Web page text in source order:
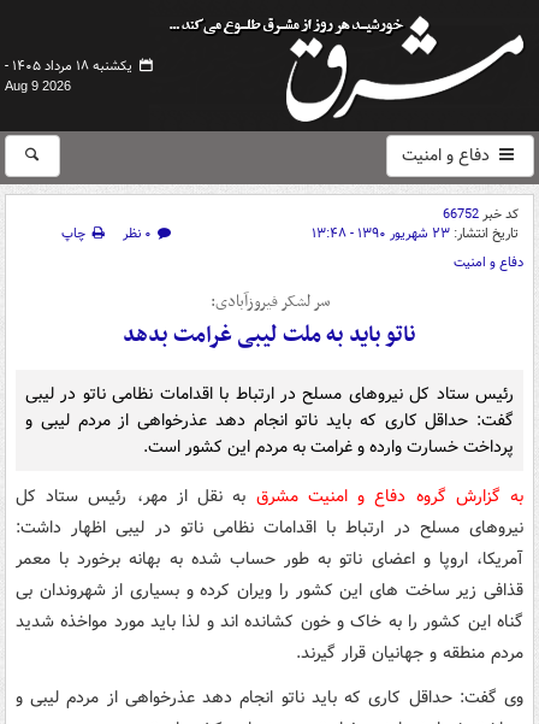
یکشنبه ۱۸ مرداد ۱۴۰۵ -
Aug 9 2026
دفاع و امنیت
کد خبر66752
تاریخ انتشار: ۲۳ شهریور ۱۳۹۰ - ۱۳:۴۸ ۰ نظر
چاپ
دفاع و امنیت
سر لشکر فیروزآبادی:
ناتو باید به ملت لیبی غرامت بدهد
رئیس ستاد کل نیروهای مسلح در ارتباط با اقدامات نظامی ناتو در لیبی
گفت: حداقل کاری که باید ناتو انجام دهد عذرخواهی از مردم لیبی و
پرداخت خسارت وارده و غرامت به مردم این کشور است.
به گزارش گروه دفاع و امنیت مشرق به نقل از مهر، رئیس ستاد کل
نیروهای مسلح در ارتباط با اقدامات نظامی ناتو در لیبی اظهار داشت:
آمریکا، اروپا و اعضای ناتو به طور حساب شده به بهانه برخورد با معمر
قذافی زیر ساخت های این کشور را ویران کرده و بسیاری از شهروندان بی
گناه این کشور را به خاک و خون کشانده اند و لذا باید مورد مواخذه شدید
مردم منطقه و جهانیان قرار گیرند.
وی گفت: حداقل کاری که باید ناتو انجام دهد عذرخواهی از مردم لیبی و